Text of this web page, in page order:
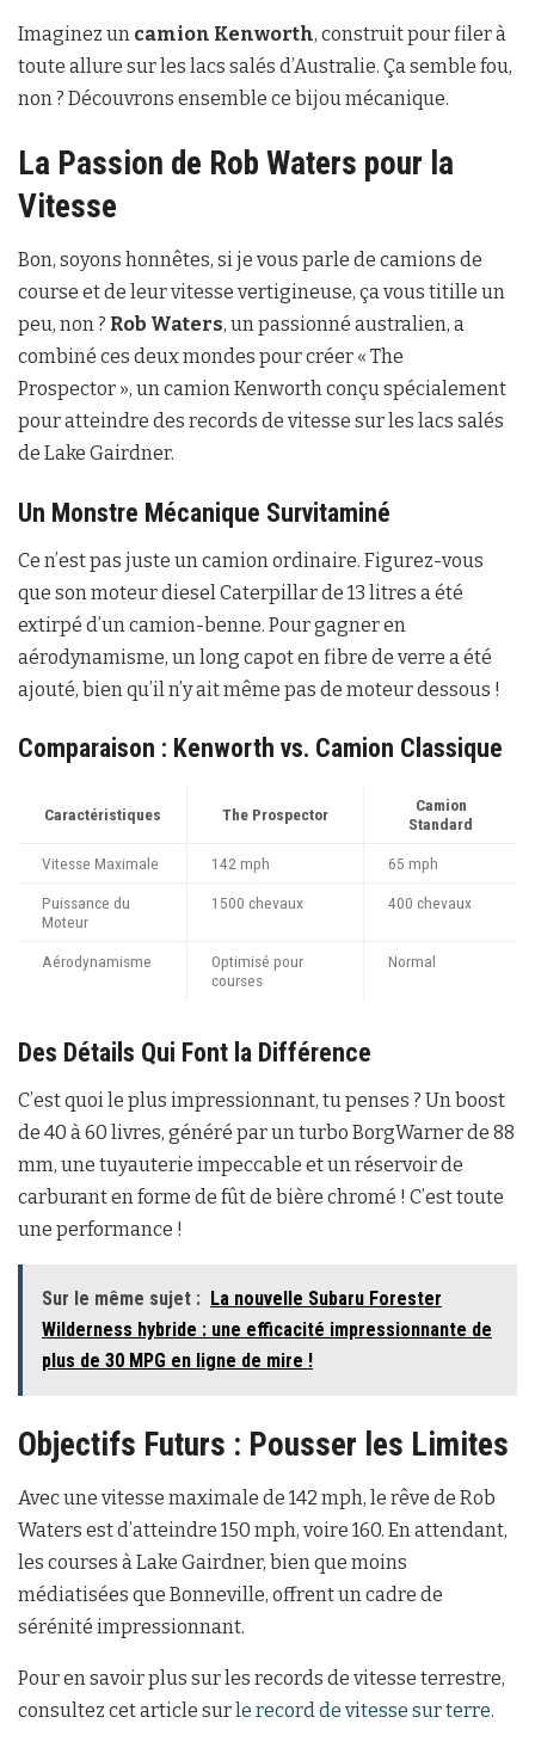
Imaginez un camion Kenworth, construit pour filer à
toute allure sur les lacs salés d’Australie. Ça semble fou,
non ? Découvrons ensemble ce bijou mécanique.
La Passion de Rob Waters pour la
Vitesse
Bon, soyons honnêtes, si je vous parle de camions de
course et de leur vitesse vertigineuse, ça vous titille un
peu, non ? Rob Waters, un passionné australien, a
combiné ces deux mondes pour créer « The
Prospector », un camion Kenworth conçu spécialement
pour atteindre des records de vitesse sur les lacs salés
de Lake Gairdner.
Un Monstre Mécanique Survitaminé
Ce n’est pas juste un camion ordinaire. Figurez-vous
que son moteur diesel Caterpillar de 13 litres a été
extirpé d’un camion-benne. Pour gagner en
aérodynamisme, un long capot en fibre de verre a été
ajouté, bien qu’il n’y ait même pas de moteur dessous !
Comparaison : Kenworth vs. Camion Classique
Caractéristiques The Prospector
Camion
Standard
Vitesse Maximale 142 mph 65 mph
Puissance du
Moteur
1500 chevaux 400 chevaux
Aérodynamisme
Optimisé pour
courses
Normal
Des Détails Qui Font la Différence
C’est quoi le plus impressionnant, tu penses ? Un boost
de 40 à 60 livres, généré par un turbo BorgWarner de 88
mm, une tuyauterie impeccable et un réservoir de
carburant en forme de fût de bière chromé ! C’est toute
une performance !
Sur le même sujet : La nouvelle Subaru Forester
Wilderness hybride : une efficacité impressionnante de
plus de 30 MPG en ligne de mire !
Objectifs Futurs : Pousser les Limites
Avec une vitesse maximale de 142 mph, le rêve de Rob
Waters est d’atteindre 150 mph, voire 160. En attendant,
les courses à Lake Gairdner, bien que moins
médiatisées que Bonneville, offrent un cadre de
sérénité impressionnant.
Pour en savoir plus sur les records de vitesse terrestre,
consultez cet article surle record de vitesse sur terre.